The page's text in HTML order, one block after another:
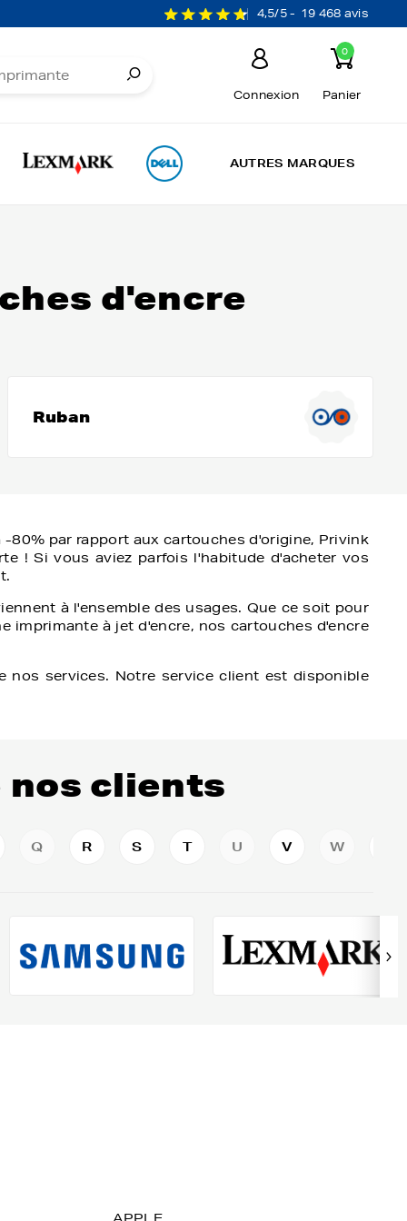
4,5/5 - 19 468 avis
Connexion
0
Panier
AUTRES MARQUES
d'encre
Ruban
80% par rapport aux cartouches d'origine, Privink
! Si vous aviez parfois l'habitude d'acheter vos
à l'ensemble des usages. Que ce soit pour
imprimante à jet d'encre, nos cartouches d'encre
services. Notre service client est disponible
nos clients
Q R S T U V W